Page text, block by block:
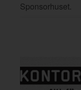
Sponsorhuset.